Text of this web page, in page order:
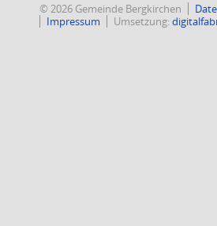
© 2026 Gemeinde Bergkirchen
Impressum
Umsetzung: